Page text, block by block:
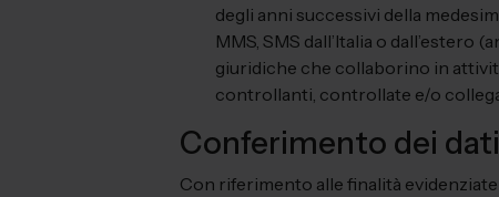
degli anni successivi della
MMS, SMS dall’Italia o
giuridiche che collaborino in
controllanti, controllate e/o
Conferimento dei
Con riferimento alle finalità